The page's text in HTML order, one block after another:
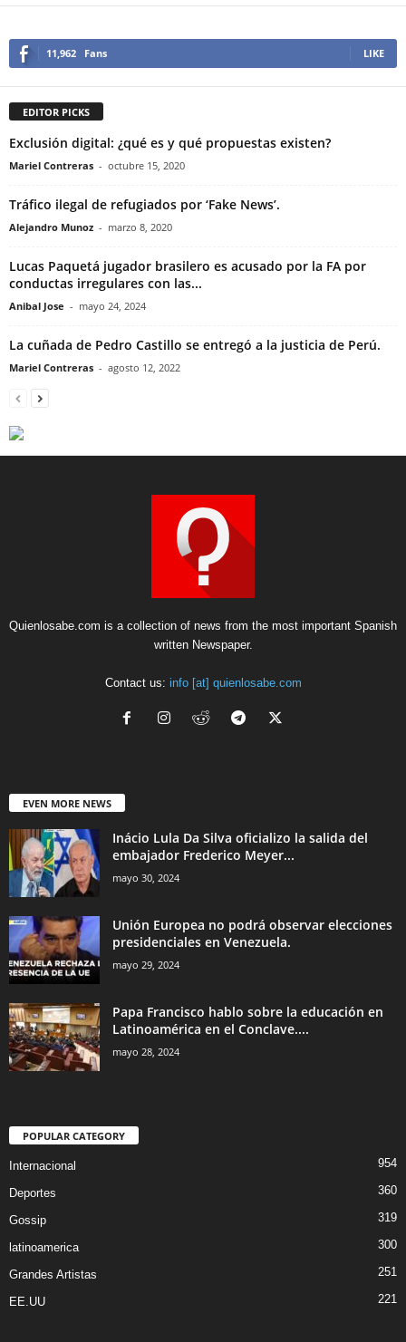
11,962 Fans LIKE
EDITOR PICKS
Exclusión digital: ¿qué es y qué propuestas existen?
Mariel Contreras - octubre 15, 2020
Tráfico ilegal de refugiados por ‘Fake News’.
Alejandro Munoz - marzo 8, 2020
Lucas Paquetá jugador brasilero es acusado por la FA por
conductas irregulares con las...
Anibal Jose - mayo 24, 2024
La cuñada de Pedro Castillo se entregó a la justicia de Perú.
Mariel Contreras - agosto 12, 2022
Quienlosabe.com is a collection of news from the most important Spanish
written Newspaper.
Contact us: info [at] quienlosabe.com
EVEN MORE NEWS
Inácio Lula Da Silva oficializo la salida del
embajador Frederico Meyer...
mayo 30, 2024
Unión Europea no podrá observar elecciones
presidenciales en Venezuela.
mayo 29, 2024
Papa Francisco hablo sobre la educación en
Latinoamérica en el Conclave....
mayo 28, 2024
POPULAR CATEGORY
Internacional 954
Deportes 360
Gossip 319
latinoamerica 300
Grandes Artistas 251
EE.UU 221